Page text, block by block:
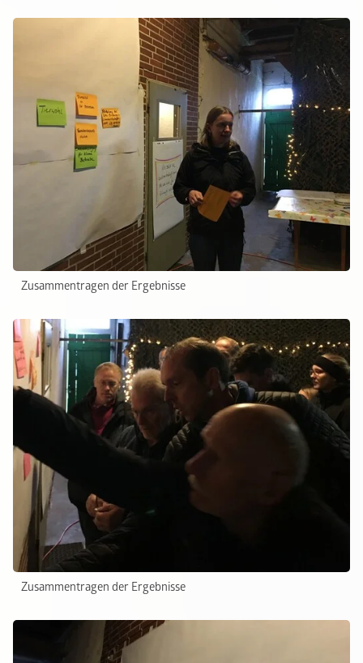
Zusammentragen der Ergebnisse
Zusammentragen der Ergebnisse